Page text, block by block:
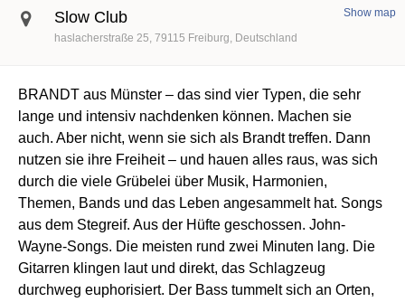
Slow Club
haslacherstraße 25 79115 Freiburg Deutschland
Show map
BRANDT aus Münster – das sind vier Typen, die sehr
lange und intensiv nachdenken können. Machen sie
auch. Aber nicht, wenn sie sich als Brandt treffen. Dann
nutzen sie ihre Freiheit – und hauen alles raus, was sich
durch die viele Grübelei über Musik, Harmonien,
Themen, Bands und das Leben angesammelt hat. Songs
aus dem Stegreif. Aus der Hüfte geschossen. John-
Wayne-Songs. Die meisten rund zwei Minuten lang. Die
Gitarren klingen laut und direkt, das Schlagzeug
durchweg euphorisiert. Der Bass tummelt sich an Orten,